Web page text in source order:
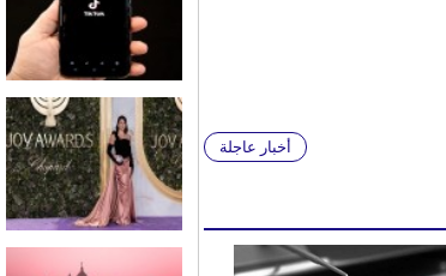
أخبار عاجلة